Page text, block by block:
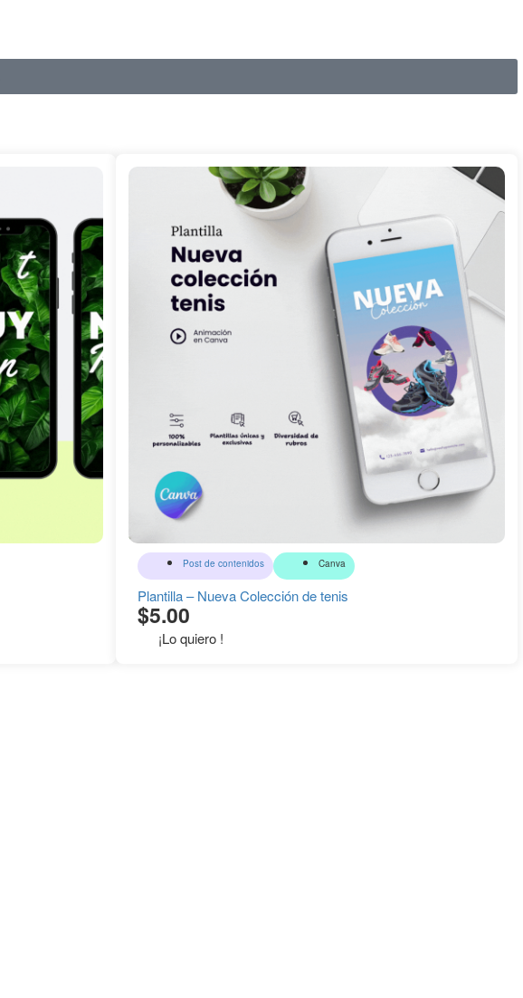
Post de contenidos Canva
Plantilla – Nueva Colección de tenis
$5.00
¡Lo quiero !